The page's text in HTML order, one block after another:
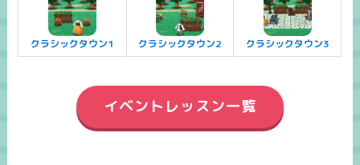
クラシックタウン1 クラシックタウン2 クラシックタウン3
イベントレッスン一覧